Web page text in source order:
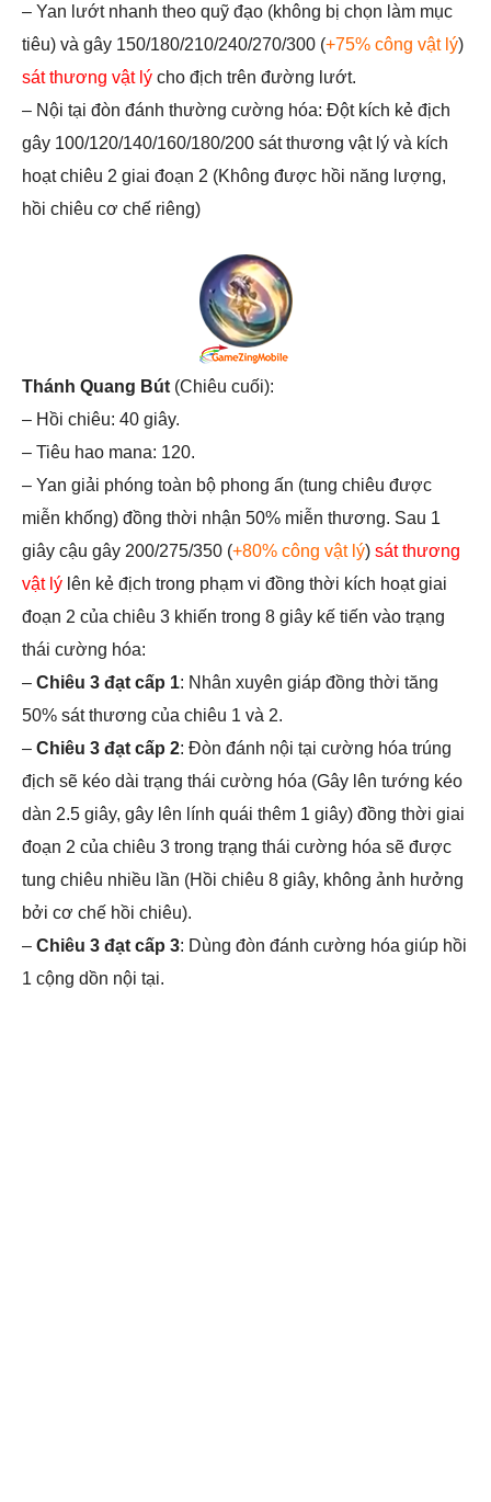
– Yan lướt nhanh theo quỹ đạo (không bị chọn làm mục
tiêu) và gây 150/180/210/240/270/300 (+75% công vật lý)
sát thương vật lý cho địch trên đường lướt.
– Nội tại đòn đánh thường cường hóa: Đột kích kẻ địch
gây 100/120/140/160/180/200 sát thương vật lý và kích
hoạt chiêu 2 giai đoạn 2 (Không được hồi năng lượng,
hồi chiêu cơ chế riêng)
Thánh Quang Bút (Chiêu cuối):
– Hồi chiêu: 40 giây.
– Tiêu hao mana: 120.
– Yan giải phóng toàn bộ phong ấn (tung chiêu được
miễn khống) đồng thời nhận 50% miễn thương. Sau 1
giây cậu gây 200/275/350 (+80% công vật lý) sát thương
vật lý lên kẻ địch trong phạm vi đồng thời kích hoạt giai
đoạn 2 của chiêu 3 khiến trong 8 giây kế tiến vào trạng
thái cường hóa:
– Chiêu 3 đạt cấp 1: Nhân xuyên giáp đồng thời tăng
50% sát thương của chiêu 1 và 2.
– Chiêu 3 đạt cấp 2: Đòn đánh nội tại cường hóa trúng
địch sẽ kéo dài trạng thái cường hóa (Gây lên tướng kéo
dàn 2.5 giây, gây lên lính quái thêm 1 giây) đồng thời giai
đoạn 2 của chiêu 3 trong trạng thái cường hóa sẽ được
tung chiêu nhiều lần (Hồi chiêu 8 giây, không ảnh hưởng
bởi cơ chế hồi chiêu).
– Chiêu 3 đạt cấp 3: Dùng đòn đánh cường hóa giúp hồi
1 cộng dồn nội tại.